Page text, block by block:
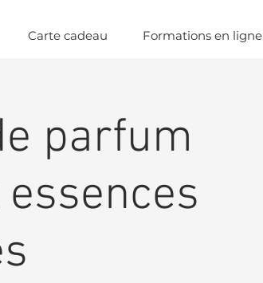
Carte cadeau Formations en ligne
parfum